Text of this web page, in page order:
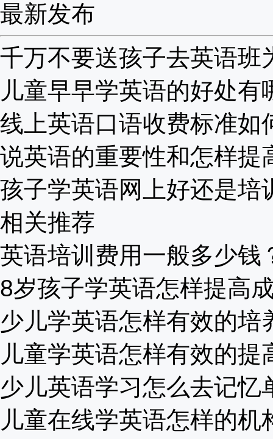
最新发布
千万不要送孩子去英语班
儿童早早学英语的好处有
线上英语口语收费标准如
说英语的重要性和怎样提
孩子学英语网上好还是培
相关推荐
英语培训费用一般多少钱
8岁孩子学英语怎样提高
少儿学英语怎样有效的培
儿童学英语怎样有效的提
少儿英语学习怎么去记忆
儿童在线学英语怎样的机